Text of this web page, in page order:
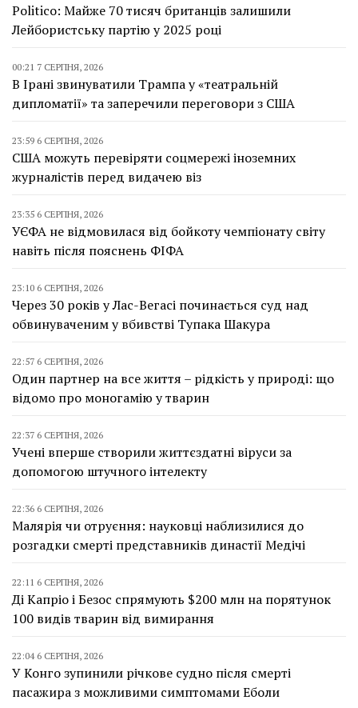
Politico: Майже 70 тисяч британців залишили
Лейбористську партію у 2025 році
00:21 7 СЕРПНЯ, 2026
В Ірані звинуватили Трампа у «театральній
дипломатії» та заперечили переговори з США
23:59 6 СЕРПНЯ, 2026
США можуть перевіряти соцмережі іноземних
журналістів перед видачею віз
23:35 6 СЕРПНЯ, 2026
УЄФА не відмовилася від бойкоту чемпіонату світу
навіть після пояснень ФІФА
23:10 6 СЕРПНЯ, 2026
Через 30 років у Лас-Вегасі починається суд над
обвинуваченим у вбивстві Тупака Шакура
22:57 6 СЕРПНЯ, 2026
Один партнер на все життя – рідкість у природі: що
відомо про моногамію у тварин
22:37 6 СЕРПНЯ, 2026
Учені вперше створили життєздатні віруси за
допомогою штучного інтелекту
22:36 6 СЕРПНЯ, 2026
Малярія чи отруєння: науковці наблизилися до
розгадки смерті представників династії Медічі
22:11 6 СЕРПНЯ, 2026
Ді Капріо і Безос спрямують $200 млн на порятунок
100 видів тварин від вимирання
22:04 6 СЕРПНЯ, 2026
У Конго зупинили річкове судно після смерті
пасажира з можливими симптомами Еболи